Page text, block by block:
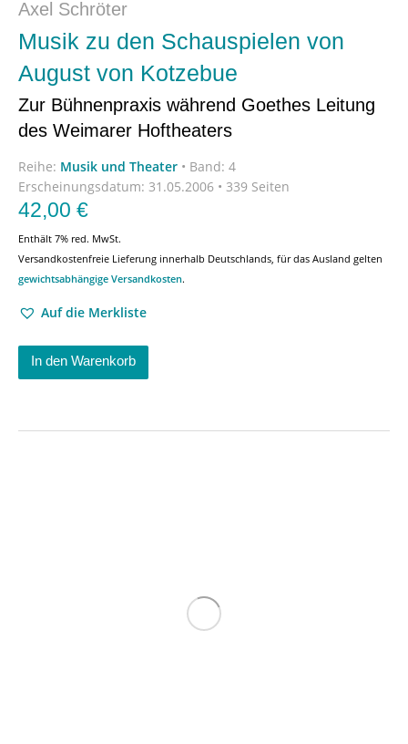
Axel Schröter
Musik zu den Schauspielen von
August von Kotzebue
Zur Bühnenpraxis während Goethes Leitung
des Weimarer Hoftheaters
Reihe: Musik und Theater • Band: 4
Erscheinungsdatum: 31.05.2006 • 339 Seiten
42,00 €
Enthält 7% red. MwSt.
Versandkostenfreie Lieferung innerhalb Deutschlands, für das Ausland gelten
gewichtsabhängige Versandkosten.
Auf die Merkliste
In den Warenkorb